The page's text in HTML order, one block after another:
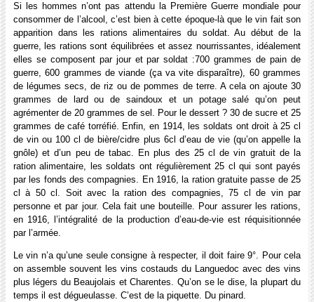
Si les hommes n’ont pas attendu la Première Guerre mondiale pour
consommer de l’alcool, c’est bien à cette époque-là que le vin fait son
apparition dans les rations alimentaires du soldat. Au début de la
guerre, les rations sont équilibrées et assez nourrissantes, idéalement
elles se composent par jour et par soldat :700 grammes de pain de
guerre, 600 grammes de viande (ça va vite disparaître), 60 grammes
de légumes secs, de riz ou de pommes de terre. A cela on ajoute 30
grammes de lard ou de saindoux et un potage salé qu’on peut
agrémenter de 20 grammes de sel. Pour le dessert ? 30 de sucre et 25
grammes de café torréfié. Enfin, en 1914, les soldats ont droit à 25 cl
de vin ou 100 cl de bière/cidre plus 6cl d’eau de vie (qu’on appelle la
gnôle) et d’un peu de tabac. En plus des 25 cl de vin gratuit de la
ration alimentaire, les soldats ont régulièrement 25 cl qui sont payés
par les fonds des compagnies. En 1916, la ration gratuite passe de 25
cl à 50 cl. Soit avec la ration des compagnies, 75 cl de vin par
personne et par jour. Cela fait une bouteille. Pour assurer les rations,
en 1916, l’intégralité de la production d’eau-de-vie est réquisitionnée
par l’armée.
Le vin n’a qu’une seule consigne à respecter, il doit faire 9°. Pour cela
on assemble souvent les vins costauds du Languedoc avec des vins
plus légers du Beaujolais et Charentes. Qu’on se le dise, la plupart du
temps il est dégueulasse. C’est de la piquette. Du pinard.